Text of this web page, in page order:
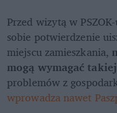
Przed wizytą w
sobie potwierdzenie
miejscu zamieszkania,
mogą wymagać
problemów z
wprowadza nawet